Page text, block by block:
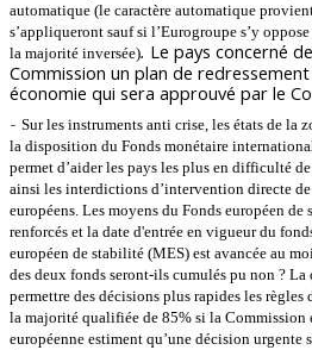
automatique (le caractère automatique
s’appliqueront sauf si l’Eurogroupe s’y
la majorité inversée). Le pays concerné
Commission un plan de
économie qui sera approuvé par le
-Sur les instruments anti crise, les états de la
la disposition du Fonds monétaire
permet d’aider les pays les plus en difficulté
ainsi les interdictions d’intervention directe
européens. Les moyens du Fonds européen
renforcés etla date d'entrée en vigueur du
européen de stabilité (MES) est avancée au
des deux fonds seront-ils cumulés pu non ? La
permettre des décisions plus rapides les règles
la majorité qualifiée de 85% si la Commission
européenne estiment qu’une décision urgente